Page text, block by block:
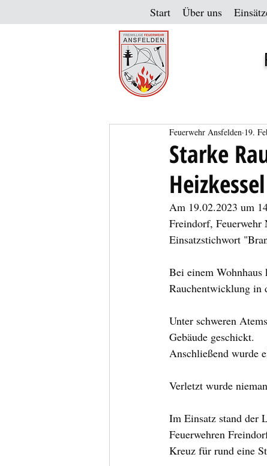
Start Über uns
Starke
Heizkessel
Feuerwehr Ansfelden 19.
Am 19.02.2023 um
Freindorf,
Einsatzstichwort
Bei einem Wohnhaus
Rauchentwicklung in
Unter schweren
Gebäude geschickt.
Anschließend wurde
Verletzt wurde
Im Einsatz stand der
Feuerwehren
Kreuz für rund eine